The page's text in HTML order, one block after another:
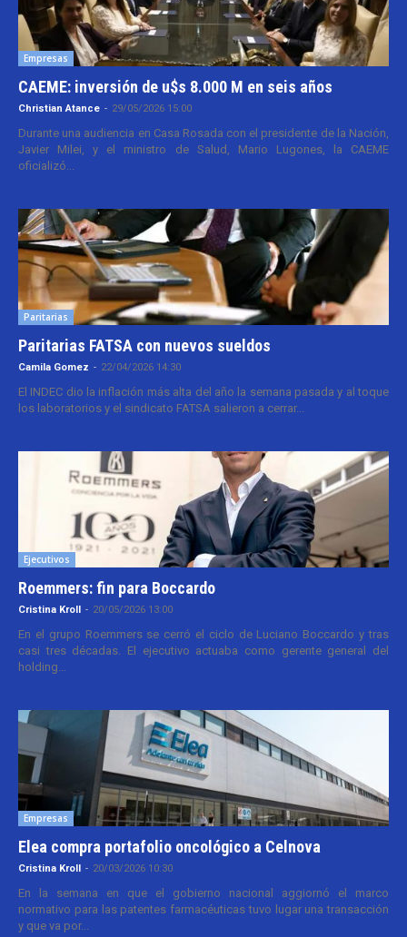
Empresas
CAEME: inversión de u$s 8.000 M en seis años
Christian Atance - 29/05/2026 15:00
Durante una audiencia en Casa Rosada con el presidente de la Nación,
Javier Milei, y el ministro de Salud, Mario Lugones, la CAEME
oficializó...
Paritarias
Paritarias FATSA con nuevos sueldos
Camila Gomez - 22/04/2026 14:30
El INDEC dio la inflación más alta del año la semana pasada y al toque
los laboratorios y el sindicato FATSA salieron a cerrar...
Ejecutivos
Roemmers: fin para Boccardo
Cristina Kroll - 20/05/2026 13:00
En el grupo Roemmers se cerró el ciclo de Luciano Boccardo y tras
casi tres décadas. El ejecutivo actuaba como gerente general del
holding...
Empresas
Elea compra portafolio oncológico a Celnova
Cristina Kroll - 20/03/2026 10:30
En la semana en que el gobierno nacional aggiornó el marco
normativo para las patentes farmacéuticas tuvo lugar una transacción
y que va por...